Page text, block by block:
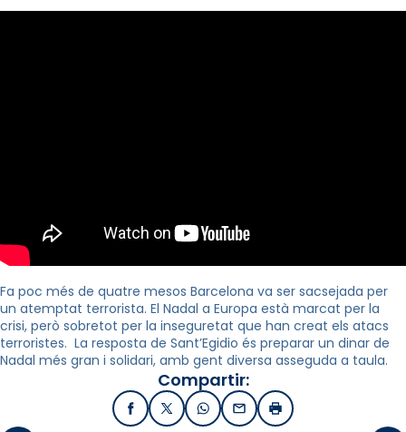
Fa poc més de quatre mesos Barcelona va ser sacsejada per
un atemptat terrorista. El Nadal a Europa està marcat per la
crisi, però sobretot per la inseguretat que han creat els atacs
terroristes. La resposta de Sant’Egidio és preparar un dinar de
Nadal més gran i solidari, amb gent diversa asseguda a taula.
Compartir:
FacebookX / TwitterWhatsApp
EmailImprimir